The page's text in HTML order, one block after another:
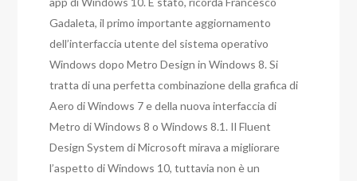
Gadaleta, il primo importante aggiornamento
dell’interfaccia utente del sistema operativo
Windows dopo Metro Design in Windows 8. Si
tratta di una perfetta combinazione della grafica di
Aero di Windows 7 e della nuova interfaccia di
Metro di Windows 8 o Windows 8.1. Il Fluent
Design System di Microsoft mirava a migliorare
l’aspetto di Windows 10, tuttavia non è un